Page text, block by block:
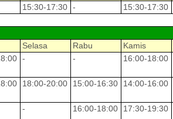
15:30-17:30 - 15:30-17:30
Selasa Rabu Kamis
- - 16:00-18:00
18:00-20:00 15:00-16:30 14:00-16:00
- 16:00-18:00 17:30-19:30